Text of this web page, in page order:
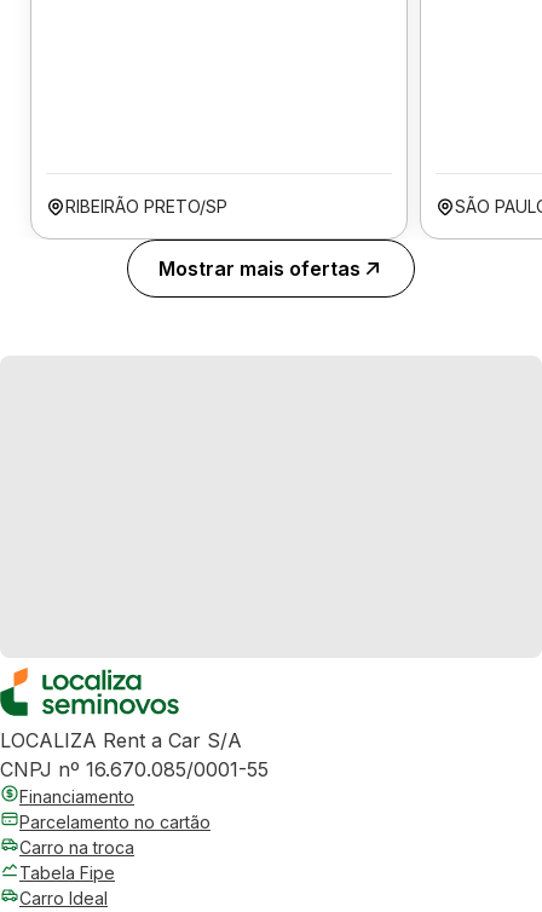
RIBEIRÃO PRETO/SP SÃO
Mostrar mais ofertas
LOCALIZA Rent a Car S/A
CNPJ nº 16.670.085/0001-55
Financiamento
Parcelamento no cartão
Carro na troca
Tabela Fipe
Carro Ideal